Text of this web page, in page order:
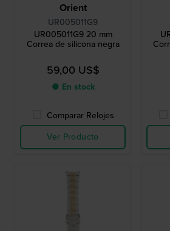
Orient
UR005011G9
UR005011G9 20 mm
Correa de silicona negra
59,00 US$
● En stock
Comparar Relojes
Ver Producto